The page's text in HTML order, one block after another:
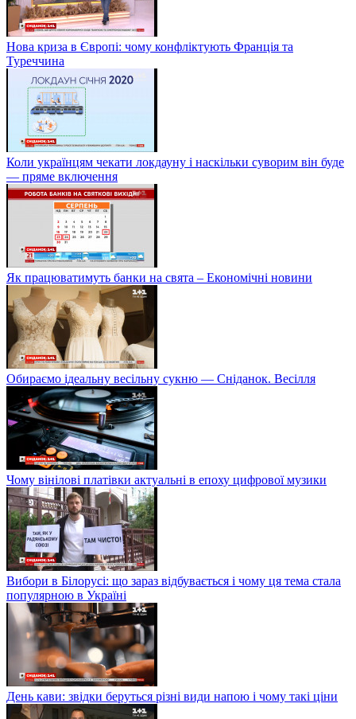
Нова криза в Європі: чому конфліктують Франція та
Туреччина
Коли українцям чекати локдауну і наскільки суворим він буде
— пряме включення
Як працюватимуть банки на свята – Економічні новини
Обираємо ідеальну весільну сукню — Сніданок. Весілля
Чому вінілові платівки актуальні в епоху цифрової музики
Вибори в Білорусі: що зараз відбувається і чому ця тема стала
популярною в Україні
День кави: звідки беруться різні види напою і чому такі ціни